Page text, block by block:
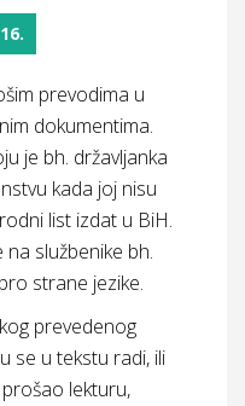
prevodima u
dokumentima.
je bh. državljanka
kada joj nisu
list izdat u BiH.
službenike bh.
strane jezike.
prevedenog
se u tekstu radi, ili
lekturu,